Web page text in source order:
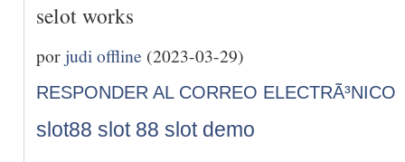
selot works
porjudi offline (2023-03-29)
RESPONDER AL CORREO ELECTRÃ³NICO
slot88 slot 88 slot demo